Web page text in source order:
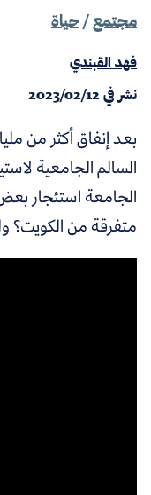
مجتمع/ حياة
فهد القبندي
نشر في2023/02/12
بعد إنفاق أكثر من
السالم الجامعية
الجامعة استئجار
متفرقة من الكويت؟